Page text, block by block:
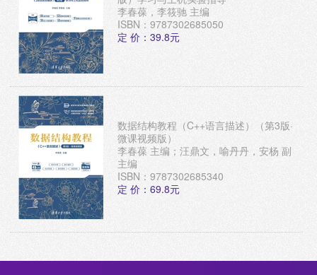
李春葆，李筱驰 主编
ISBN：9787302685050
定 价：39.8元
数据结构教程（C++语言描述）（第3版·
微课视频版）
李春葆 主编；汪鼎文，喻丹丹，安杨 副
主编
ISBN：9787302685340
定 价：69.8元